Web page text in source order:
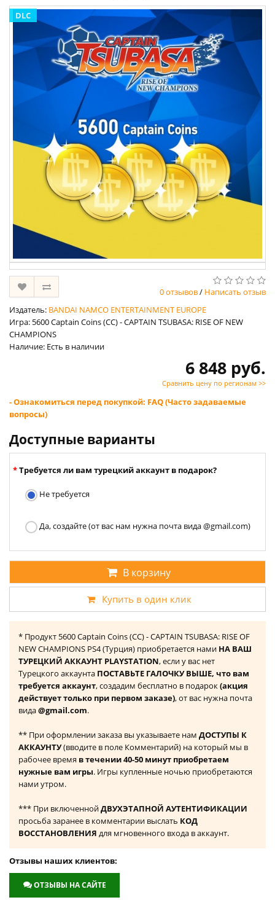
DLC
0 отзывов/ Написать отзыв
Издатель: BANDAI NAMCO ENTERTAINMENT EUROPE
Игра: 5600 Captain Coins (CC) - CAPTAIN TSUBASA: RISE OF NEW
CHAMPIONS
Наличие: Есть в наличии
6 848 руб.
Сравнить цену по регионам >>
- Ознакомиться перед покупкой: FAQ (Часто задаваемые
вопросы)
Доступные варианты
Требуется ли вам турецкий аккаунт в подарок?
Не требуется
Да, создайте (от вас нам нужна почта вида @gmail.com)
В корзину
Купить в один клик
* Продукт 5600 Captain Coins (CC) - CAPTAIN TSUBASA: RISE OF
NEW CHAMPIONS PS4 (Турция) приобретается нами НА ВАШ
ТУРЕЦКИЙ АККАУНТ PLAYSTATION, если у вас нет
Турецкого аккаунта ПОСТАВЬТЕ ГАЛОЧКУ ВЫШЕ, что вам
требуется аккаунт, создадим бесплатно в подарок(акция
действует только при первом заказе), от вас нужна почта
вида@gmail.com.
** При оформлении заказа вы указываете нам ДОСТУПЫ К
АККАУНТУ(вводите в поле Комментарий) на который мы в
рабочее время в течении 40-50 минут приобретаем
нужные вам игры. Игры купленные ночью приобретаются
нами утром.
*** При включеннойДВУХЭТАПНОЙ АУТЕНТИФИКАЦИИ
просьба заранее в комментарии выслать КОД
ВОССТАНОВЛЕНИЯ для мгновенного входа в аккаунт.
Отзывы наших клиентов:
ОТЗЫВЫ НА САЙТЕ